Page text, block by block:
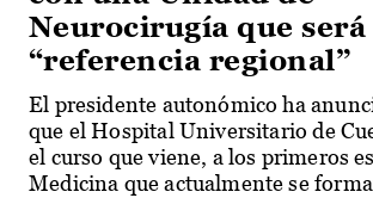
Neurocirugía que será
“referencia regional”
El presidente autonómico ha
que el Hospital Universitario de
el curso que viene, a los primeros
Medicina que actualmente se